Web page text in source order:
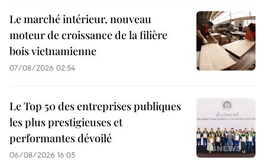
Le marché intérieur, nouveau
moteur de croissance de la filière
bois vietnamienne
07/08/2026 02:54
Le Top 50 des entreprises publiques
les plus prestigieuses et
performantes dévoilé
06/08/2026 16:05